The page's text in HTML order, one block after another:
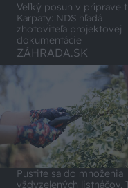
Veľký posun v príprave
Karpaty: NDS hľadá
zhotoviteľa projektovej
dokumentácie
ZÁHRADA.SK
Pustite sa do množenia
vždyzelených listnáčov.